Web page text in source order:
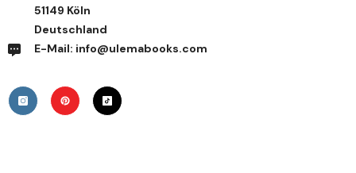
51149 Köln
Deutschland
E-Mail: info@ulemabooks.com